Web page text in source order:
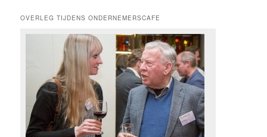
OVERLEG TIJDENS ONDERNEMERSCAFE